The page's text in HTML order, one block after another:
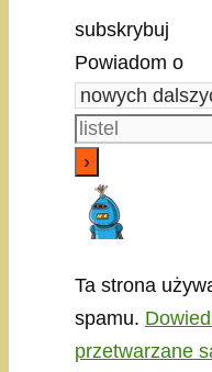
subskrybuj
Powiadom o
Ta strona
spamu.
przetwarzane